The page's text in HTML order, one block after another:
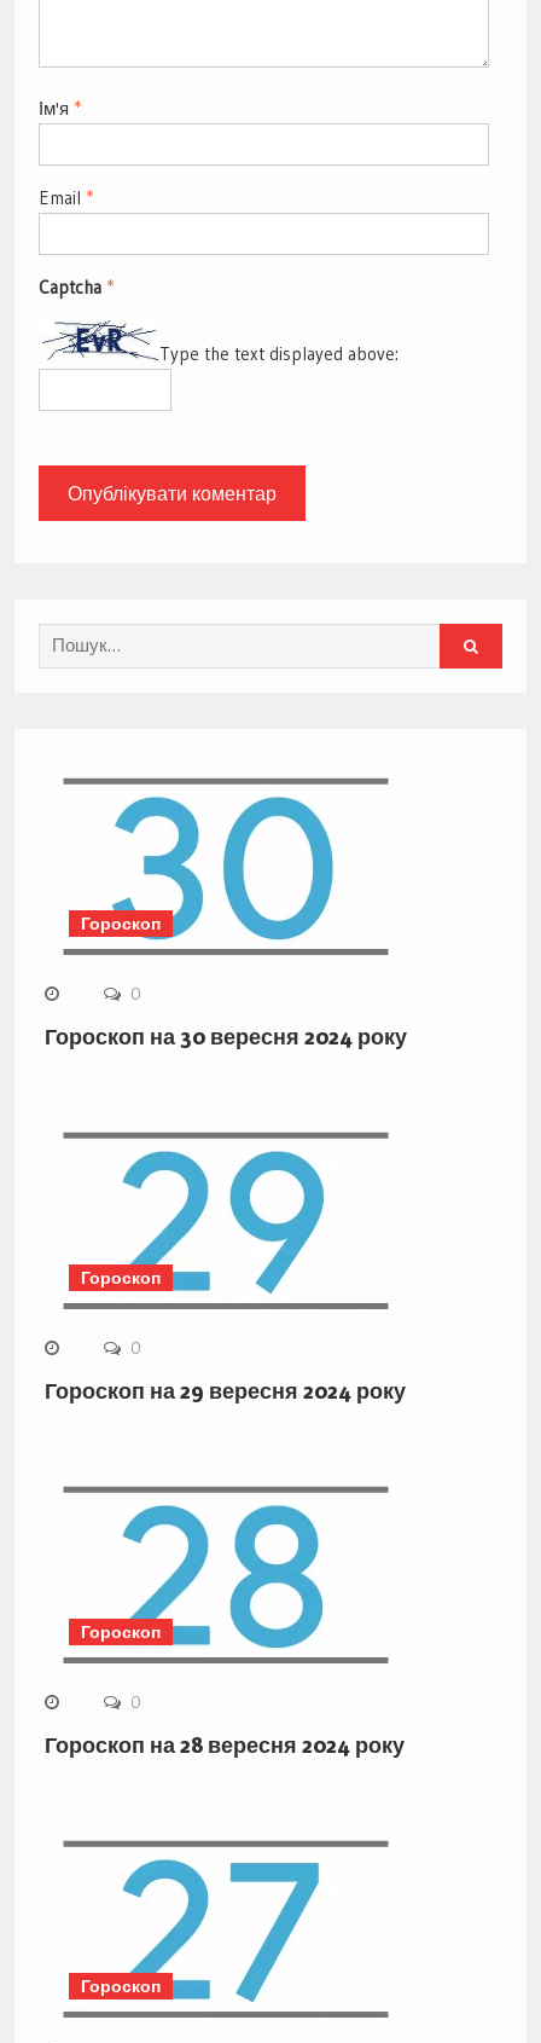
Ім'я *
Email *
Captcha *
Type the text displayed above:
Search
for:
Гороскоп
0
Гороскоп на 30 вересня 2024 року
Гороскоп
0
Гороскоп на 29 вересня 2024 року
Гороскоп
0
Гороскоп на 28 вересня 2024 року
Гороскоп